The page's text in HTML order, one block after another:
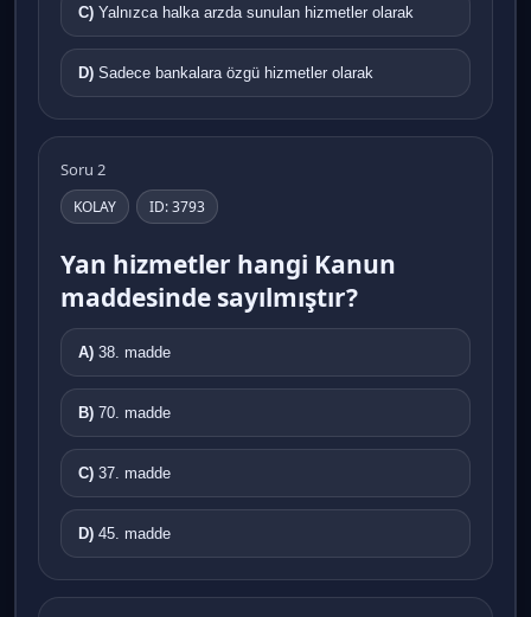
C) Yalnızca halka arzda sunulan hizmetler olarak
D) Sadece bankalara özgü hizmetler olarak
Soru 2
KOLAY ID: 3793
Yan hizmetler hangi Kanun
maddesinde sayılmıştır?
A) 38. madde
B) 70. madde
C) 37. madde
D) 45. madde